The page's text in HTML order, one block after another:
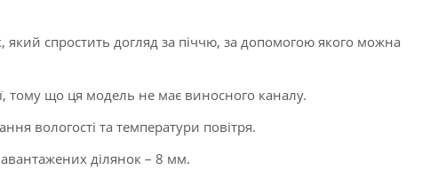
спростить догляд за піччю, за допомогою якого можна
тому що ця модель не має виносного каналу.
вологості та температури повітря.
ділянок – 8 мм.